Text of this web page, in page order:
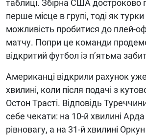
таблиці. Збірна США достроково
перше місце в групі, тоді як
можливість пробитися до плей-
матчу. Попри це команди
відкритий футбол із п’ятьма
Американці відкрили рахунок
хвилині, коли після подачі з
Остон Трасті. Відповідь
себе чекати: на 10-й хвилині
рівновагу, а на 31-й хвилині